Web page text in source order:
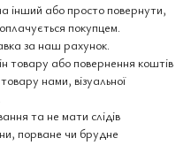
інший або просто повернути,
покупцем.
за наш рахунок.
товару або повернення коштів
нами, візуальної
та не мати слідів
порване чи брудне